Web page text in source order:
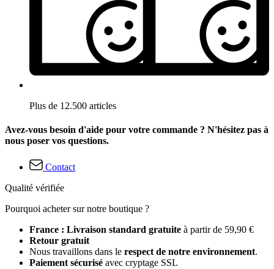
Plus de 12.500 articles
Avez-vous besoin d'aide pour votre commande ? N'hésitez pas à
nous poser vos questions.
Contact
Qualité vérifiée
Pourquoi acheter sur notre boutique ?
France : Livraison standard gratuite à partir de 59,90 €
Retour gratuit
Nous travaillons dans le respect de notre environnement.
Paiement sécurisé avec cryptage SSL